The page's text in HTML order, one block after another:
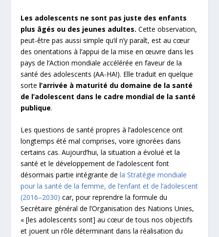
Les adolescents ne sont pas juste des enfants
plus âgés ou des jeunes adultes. Cette observation,
peut-être pas aussi simple qu’il n’y paraît, est au cœur
des orientations à l’appui de la mise en œuvre dans les
pays de l’Action mondiale accélérée en faveur de la
santé des adolescents (AA-HA!). Elle traduit en quelque
sorte l’arrivée à maturité du domaine de la santé
de l’adolescent dans le cadre mondial de la santé
publique.
Les questions de santé propres à l’adolescence ont
longtemps été mal comprises, voire ignorées dans
certains cas. Aujourd’hui, la situation a évolué et la
santé et le développement de l’adolescent font
désormais partie intégrante dela Stratégie mondiale
pour la santé de la femme, de l’enfant et de l’adolescent
(2016–2030)car, pour reprendre la formule du
Secrétaire général de l’Organisation des Nations Unies,
« [les adolescents sont] au cœur de tous nos objectifs
et jouent un rôle déterminant dans la réalisation du